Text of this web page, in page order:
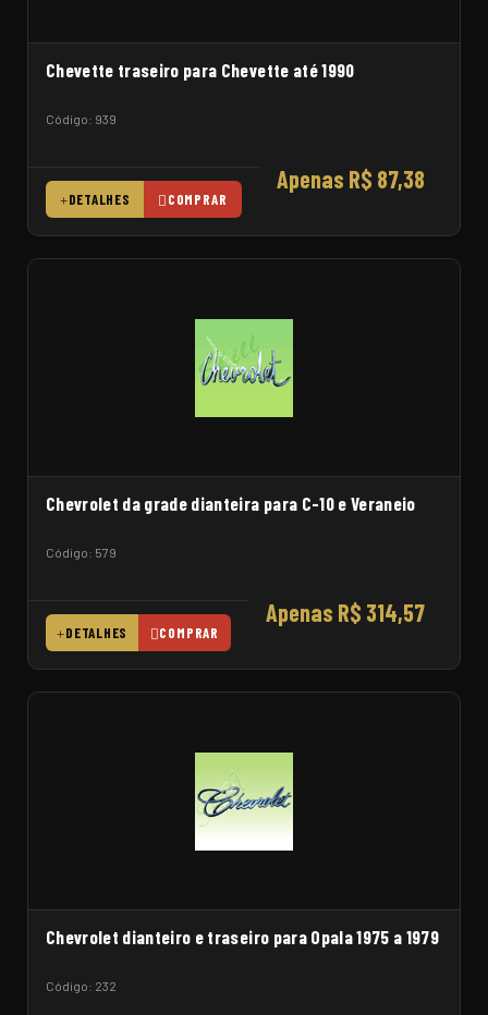
Chevette traseiro para Chevette até 1990
Código: 939
Apenas R$ 87,38
DETALHES COMPRAR
Chevrolet da grade dianteira para C-10 e Veraneio
Código: 579
Apenas R$ 314,57
DETALHES COMPRAR
Chevrolet dianteiro e traseiro para Opala 1975 a 1979
Código: 232